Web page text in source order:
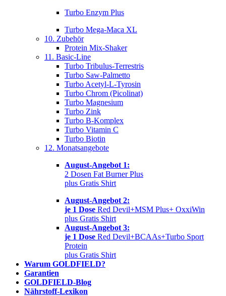
Turbo Enzym Plus
Turbo Mega-Maca XL
10. Zubehör
Protein Mix-Shaker
11. Basic-Line
Turbo Tribulus-Terrestris
Turbo Saw-Palmetto
Turbo Acetyl-L-Tyrosin
Turbo Chrom (Picolinat)
Turbo Magnesium
Turbo Zink
Turbo B-Komplex
Turbo Vitamin C
Turbo Biotin
12. Monatsangebote
August-Angebot 1:
2 Dosen Fat Burner Plus
plus Gratis Shirt
August-Angebot 2:
je 1 Dose Red Devil+MSM Plus+ OxxiWin
plus Gratis Shirt
August-Angebot 3:
je 1 Dose Red Devil+BCAAs+Turbo Sport
Protein
plus Gratis Shirt
Warum GOLDFIELD?
Garantien
GOLDFIELD-Blog
Nährstoff-Lexikon